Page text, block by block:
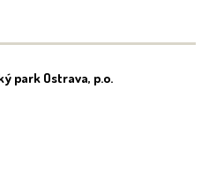
park Ostrava, p.o.